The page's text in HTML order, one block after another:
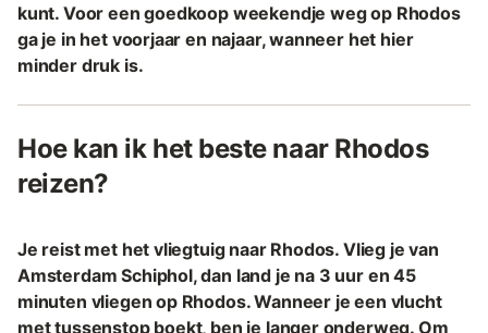
kunt. Voor een goedkoop weekendje weg op Rhodos
ga je in het voorjaar en najaar, wanneer het hier
minder druk is.
Hoe kan ik het beste naar Rhodos
reizen?
Je reist met het vliegtuig naar Rhodos. Vlieg je van
Amsterdam Schiphol, dan land je na 3 uur en 45
minuten vliegen op Rhodos. Wanneer je een vlucht
met tussenstop boekt, ben je langer onderweg. Om